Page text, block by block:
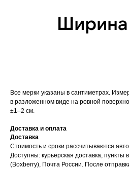
Все мерки указаны в сантиметрах.
в разложенном виде на ровной
±1–2 см.
Доставка и оплата
Доставка
Стоимость и сроки рассчитываются
Доступны: курьерская доставка,
(Boxberry), Почта России. После